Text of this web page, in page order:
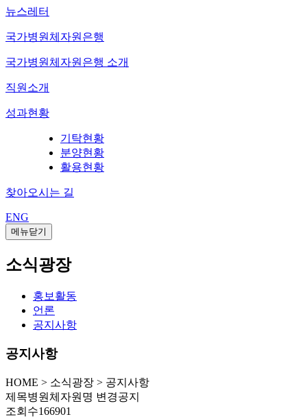
뉴스레터
국가병원체자원은행
국가병원체자원은행 소개
직원소개
성과현황
기탁현황
분양현황
활용현황
찾아오시는 길
ENG
메뉴닫기
소식광장
홍보활동
언론
공지사항
공지사항
HOME > 소식광장 > 공지사항
제목병원체자원명 변경공지
조회수166901